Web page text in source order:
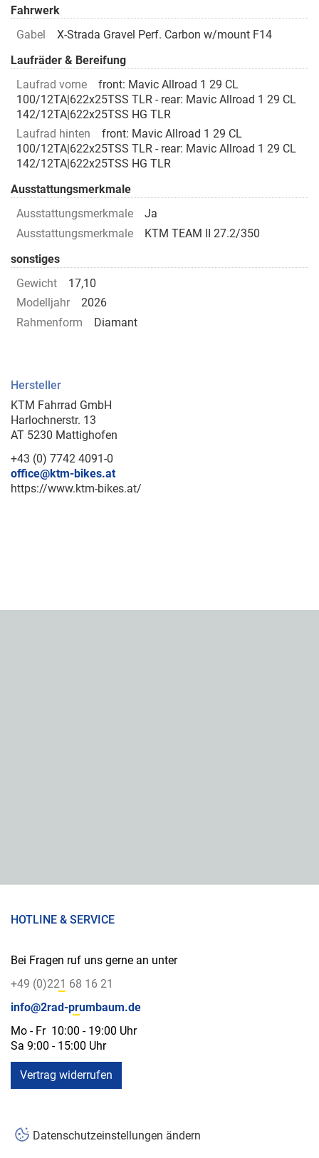
Fahrwerk
Gabel
X-Strada Gravel Perf. Carbon w/mount F14
Laufräder & Bereifung
Laufrad vorne
front: Mavic Allroad 1 29 CL
100/12TA|622x25TSS TLR - rear: Mavic Allroad 1 29 CL
142/12TA|622x25TSS HG TLR
Laufrad hinten
front: Mavic Allroad 1 29 CL
100/12TA|622x25TSS TLR - rear: Mavic Allroad 1 29 CL
142/12TA|622x25TSS HG TLR
Ausstattungsmerkmale
Ausstattungsmerkmale
Ja
Ausstattungsmerkmale
KTM TEAM II 27.2/350
sonstiges
Gewicht
17,10
Modelljahr
2026
Rahmenform
Diamant
Hersteller
KTM Fahrrad GmbH
Harlochnerstr. 13
AT 5230 Mattighofen
+43 (0) 7742 4091-0
office@ktm-bikes.at
https://www.ktm-bikes.at/
HOTLINE & SERVICE
Bei Fragen ruf uns gerne an unter
+49 (0)221 68 16 21
info@2rad-prumbaum.de
Mo - Fr 10:00 - 19:00 Uhr
Sa 9:00 - 15:00 Uhr
Vertrag widerrufen
Datenschutzeinstellungen ändern